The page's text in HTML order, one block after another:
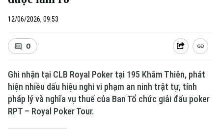
12/06/2026, 09:53
0
Ghi nhận tại CLB Royal Poker tại 195 Khâm Thiên, phát
hiện nhiều dấu hiệu nghi vi phạm an ninh trật tự, tính
pháp lý và nghĩa vụ thuế của Ban Tổ chức giải đấu poker
RPT – Royal Poker Tour.